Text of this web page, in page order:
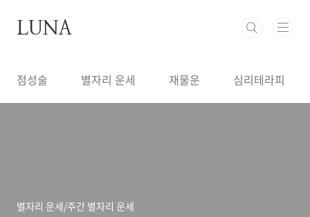
LUNA
점성술 별자리 운세 재물운 심리테라피
별자리 운세/주간 별자리 운세